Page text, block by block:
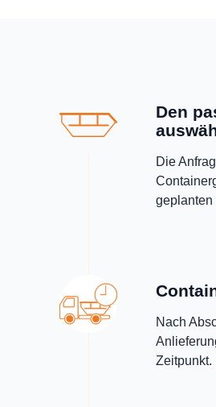
Den
Die
geplanten
Nach
Zeitpunkt.